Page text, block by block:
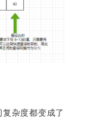
杂度都变成了